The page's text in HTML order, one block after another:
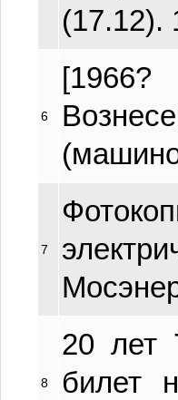
(17.12).
6
7
8
20 лет
билет